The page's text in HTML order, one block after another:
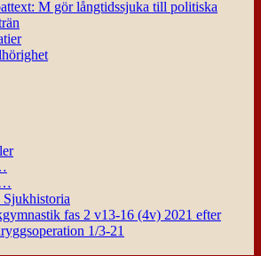
M gör långtidssjuka till politiska
fas 2 v13-16 (4v) 2021 efter
1/3-21